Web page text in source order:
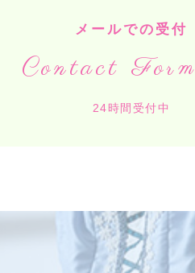
メールでの受付
Contact Form
24時間受付中